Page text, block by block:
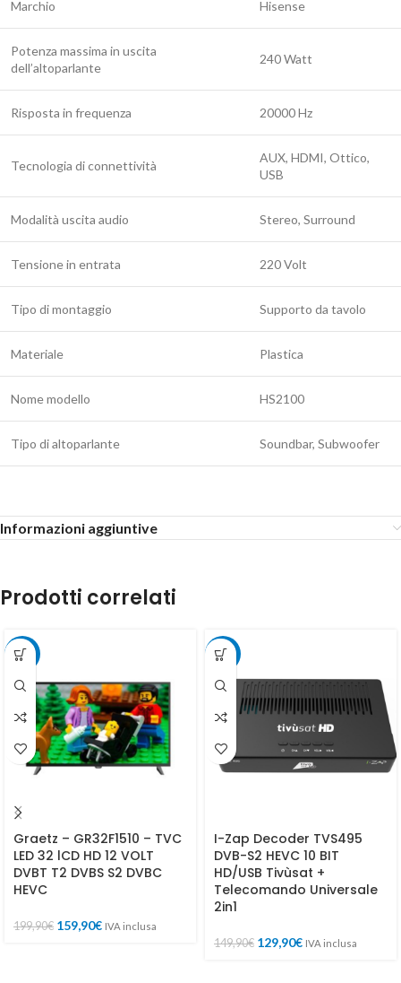
Marchio Hisense
Potenza massima in uscita
dell’altoparlante
240 Watt
Risposta in frequenza 20000 Hz
Tecnologia di connettività
AUX, HDMI, Ottico,
USB
Modalità uscita audio Stereo, Surround
Tensione in entrata 220 Volt
Tipo di montaggio Supporto da tavolo
Materiale Plastica
Nome modello HS2100
Tipo di altoparlante Soundbar, Subwoofer
Informazioni aggiuntive
Prodotti correlati
-20%
Graetz – GR32F1510 – TVC
LED 32 lCD HD 12 VOLT
DVBT T2 DVBS S2 DVBC
HEVC
199,90€ 159,90€ IVA inclusa
-13%
I-Zap Decoder TVS495
DVB-S2 HEVC 10 BIT
HD/USB Tivùsat +
Telecomando Universale
2in1
149,90€ 129,90€ IVA inclusa